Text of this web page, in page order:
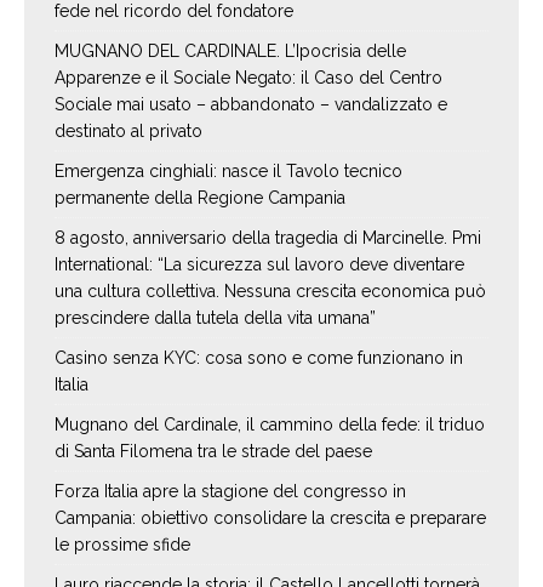
fede nel ricordo del fondatore
MUGNANO DEL CARDINALE. L’Ipocrisia delle
Apparenze e il Sociale Negato: il Caso del Centro
Sociale mai usato – abbandonato – vandalizzato e
destinato al privato
Emergenza cinghiali: nasce il Tavolo tecnico
permanente della Regione Campania
8 agosto, anniversario della tragedia di Marcinelle. Pmi
International: “La sicurezza sul lavoro deve diventare
una cultura collettiva. Nessuna crescita economica può
prescindere dalla tutela della vita umana”
Casino senza KYC: cosa sono e come funzionano in
Italia
Mugnano del Cardinale, il cammino della fede: il triduo
di Santa Filomena tra le strade del paese
Forza Italia apre la stagione del congresso in
Campania: obiettivo consolidare la crescita e preparare
le prossime sfide